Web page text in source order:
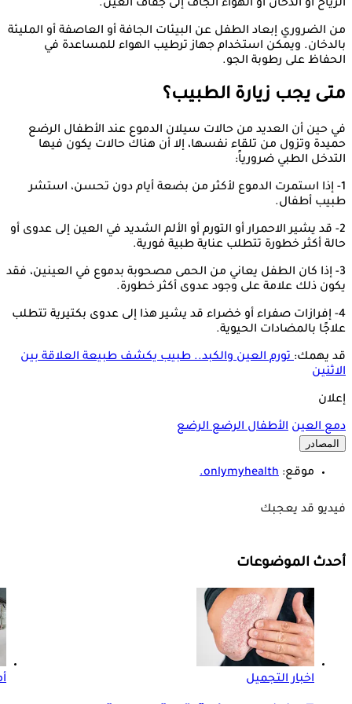
الرياح أو الدخان أو الهواء الجاف إلى جفاف العين.
من الضروري إبعاد الطفل عن البيئات الجافة أو العاصفة أو المليئة
بالدخان. ويمكن استخدام جهاز ترطيب الهواء للمساعدة في
الحفاظ على رطوبة الجو.
متى يجب زيارة الطبيب؟
في حين أن العديد من حالات سيلان الدموع عند الأطفال الرضع
حميدة وتزول من تلقاء نفسها، إلا أن هناك حالات يكون فيها
التدخل الطبي ضرورياً:
1- إذا استمرت الدموع لأكثر من بضعة أيام دون تحسن، استشر
طبيب أطفال.
2- قد يشير الاحمرار أو التورم أو الألم الشديد في العين إلى عدوى أو
حالة أكثر خطورة تتطلب عناية طبية فورية.
3- إذا كان الطفل يعاني من الحمى مصحوبة بدموع في العينين، فقد
يكون ذلك علامة على وجود عدوى أكثر خطورة.
4- إفرازات صفراء أو خضراء قد يشير هذا إلى عدوى بكتيرية تتطلب
علاجًا بالمضادات الحيوية.
قد يهمك:تورم العين والكبد.. طبيب يكشف طبيعة العلاقة بين
الاثنين
إعلان
دمع العين الأطفال الرضعالرضع
المصادر
موقع: onlymyhealth.
فيديو قد يعجبك
أحدث الموضوعات
اخبار التجميل